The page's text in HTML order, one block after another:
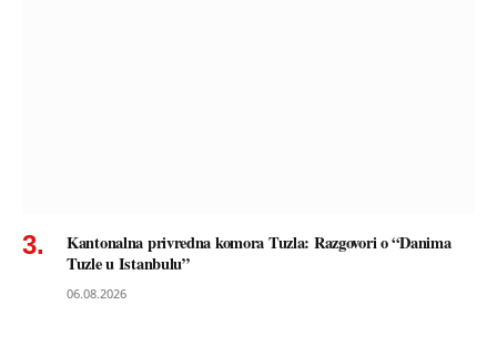
Kantonalna privredna komora Tuzla: Razgovori o “Danima
Tuzle u Istanbulu”
06.08.2026